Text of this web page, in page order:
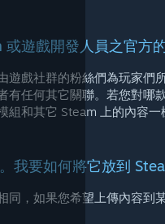
遊戲開發人員之官方
遊戲社群的粉絲們為玩家們
有任何其它關聯。若您對哪
組和其它 Steam 上的內容
我要如何將它放到
同，如果您希望上傳內容到